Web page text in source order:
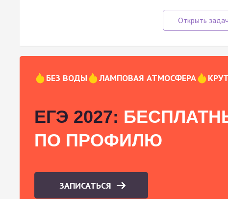
БЕЗ ВОДЫ ЛАМПОВАЯ АТМОСФЕРА
ЕГЭ 2027:
ПО ПРОФИЛЮ
ЗАПИСАТЬСЯ